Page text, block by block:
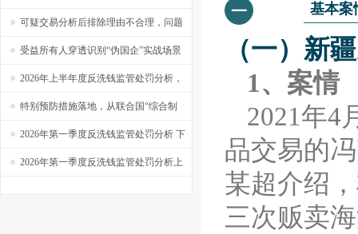
可疑交易分析后排除理由不合理，问题
在哪里，怎么改？——【捷软反洗钱】
实操系列之四十六
受益所有人穿透识别“伪国企”实战场景
——【捷软反洗钱】实操系列之四十五
2026年上半年度反洗钱监管处罚分析，
新规生效，半年罚单超过4亿！
特别预防措施落地，从联合国“综合制
裁”到“定向金融制裁”，你看懂了吗？
——【捷软反洗钱】看系列之十八
2026年第一季度反洗钱监管处罚分析 下
2026年第一季度反洗钱监管处罚分析上
一 基本案
（一）新
1、案情
2021年4
品交易的
某超介绍
三次贩卖